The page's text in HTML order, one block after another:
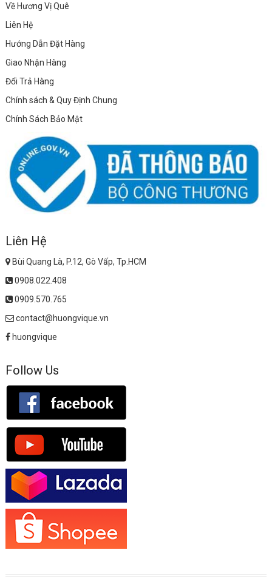
Về Hương Vị Quê
Liên Hệ
Hướng Dẫn Đặt Hàng
Giao Nhận Hàng
Đổi Trả Hàng
Chính sách & Quy Định Chung
Chính Sách Bảo Mật
Liên Hệ
Bùi Quang Là, P.12, Gò Vấp, Tp.HCM
0908.022.408
0909.570.765
contact@huongvique.vn
huongvique
Follow Us